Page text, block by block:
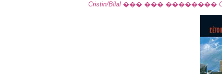
Cristin/Bilal ��� ��� ��������